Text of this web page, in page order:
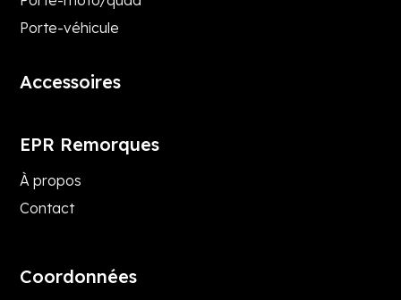
Porte-véhicule
Accessoires
EPR Remorques
À propos
Contact
Coordonnées